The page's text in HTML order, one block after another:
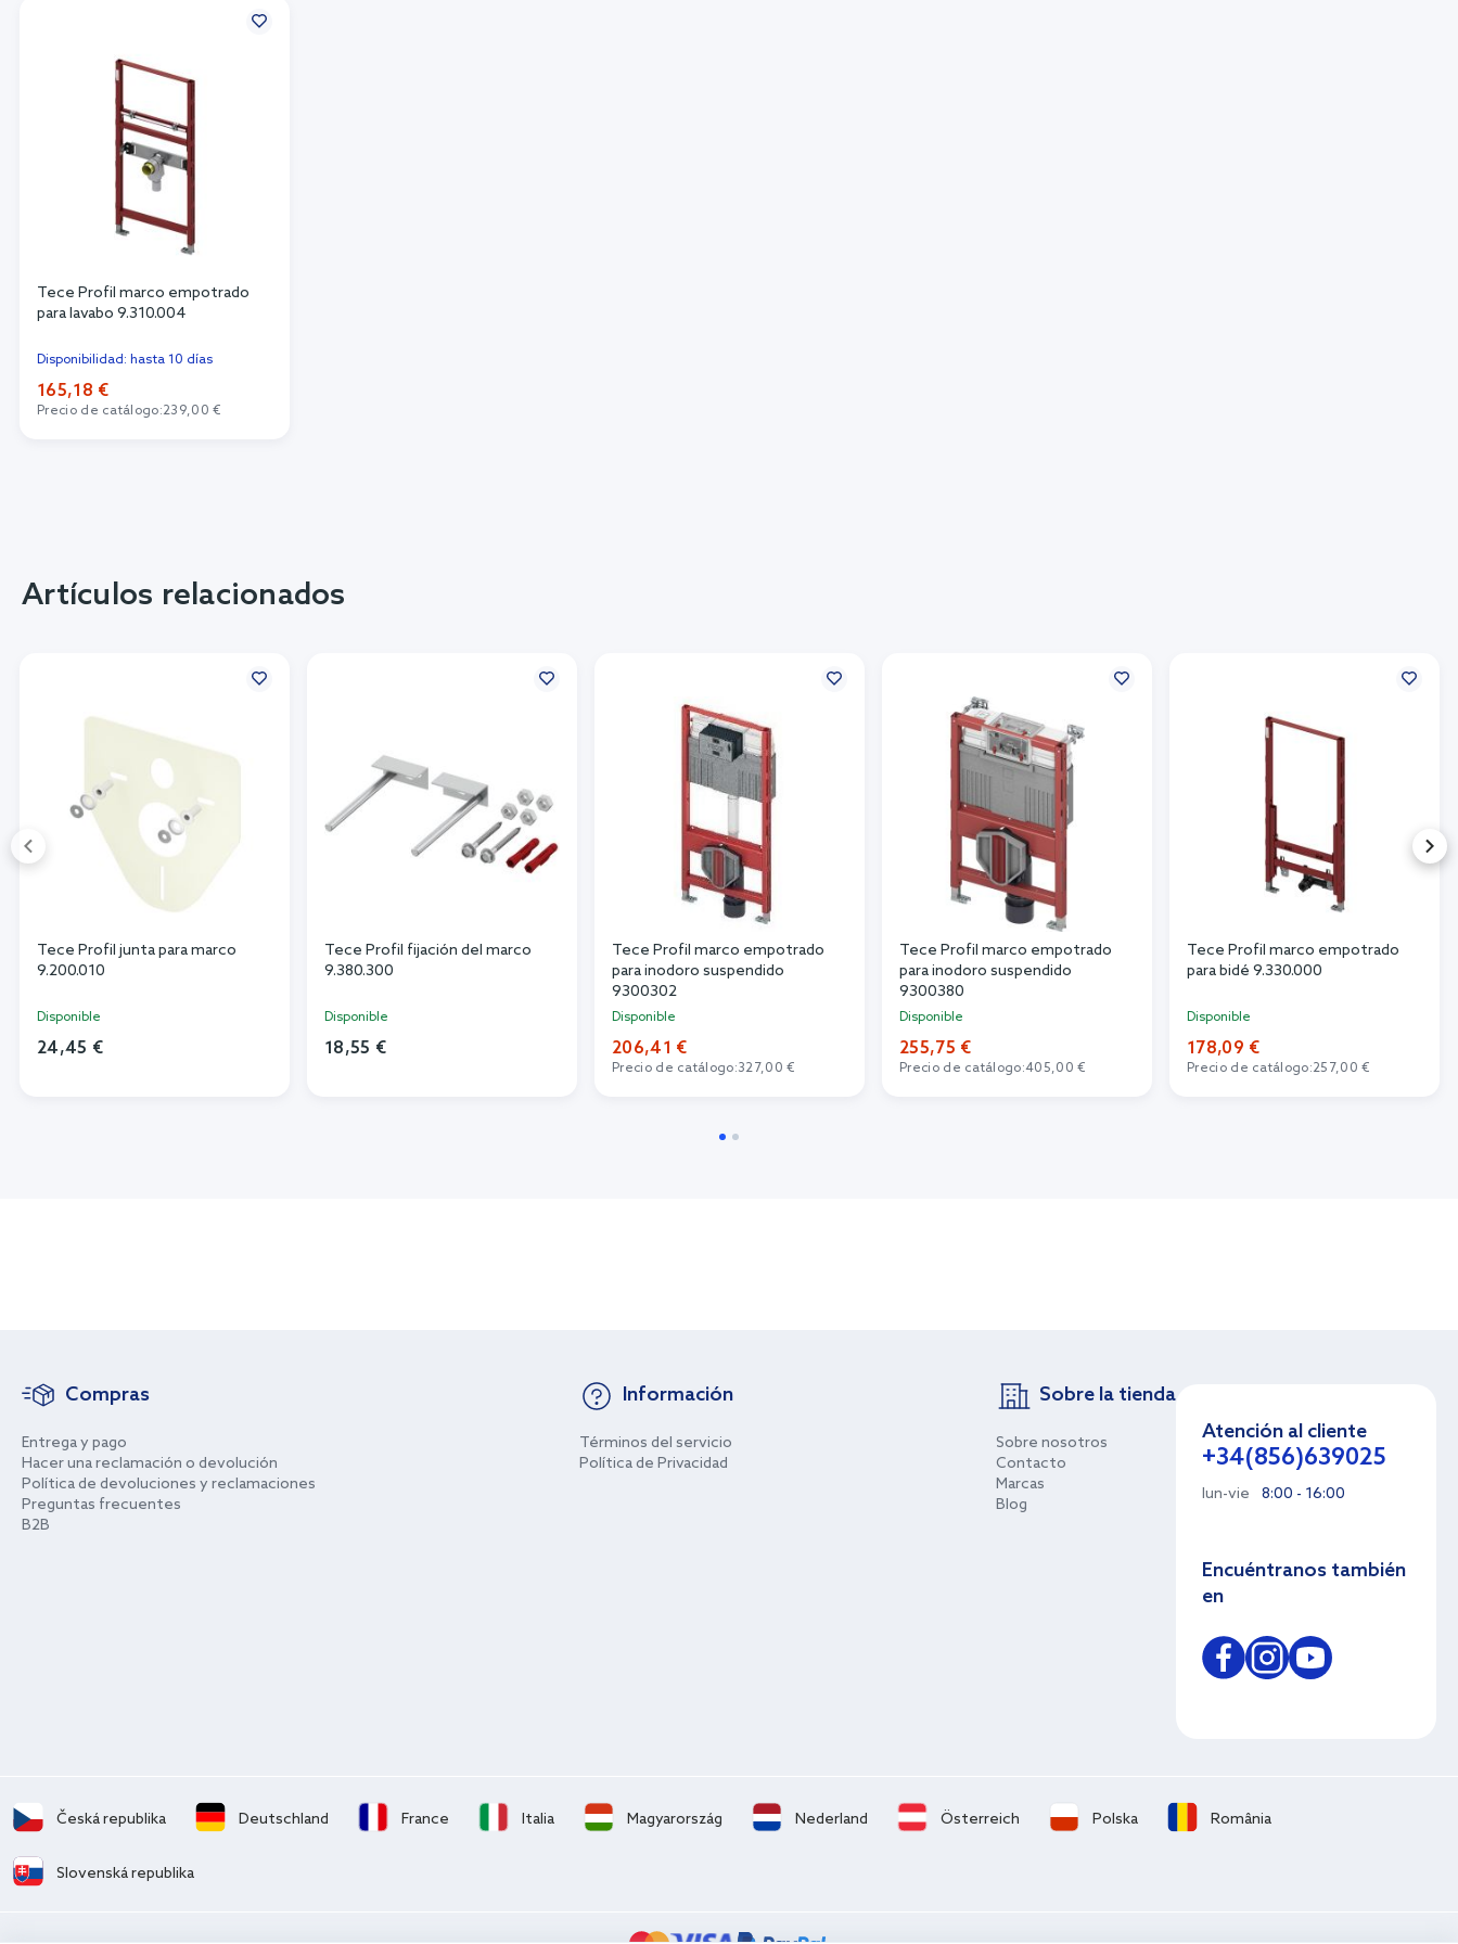
Tece Profil marco empotrado
para lavabo 9.310.004
Disponibilidad: hasta 10 días
165,18 €
Precio de catálogo:239,00 €
Artículos relacionados
Tece Profil junta para marco
9.200.010
Disponible
24,45 €
Tece Profil fijación del marco
9.380.300
Disponible
18,55 €
Tece Profil marco empotrado
para inodoro suspendido
9300302
Disponible
206,41 €
Precio de catálogo:327,00 €
Tece Profil marco empotrado
para inodoro suspendido
9300380
Disponible
255,75 €
Precio de catálogo:405,00 €
Tece Profil marco empotrado
para bidé 9.330.000
Disponible
178,09 €
Precio de catálogo:257,00 €
Compras
Entrega y pago
Hacer una reclamación o devolución
Política de devoluciones y reclamaciones
Preguntas frecuentes
B2B
Información
Términos del servicio
Política de Privacidad
Sobre la tienda
Sobre nosotros
Contacto
Marcas
Blog
Atención al cliente
+34(856)639025
lun-vie 8:00 - 16:00
Encuéntranos también
en
Česká republika Deutschland France Italia Magyarország Nederland Österreich Polska România
Slovenská republika